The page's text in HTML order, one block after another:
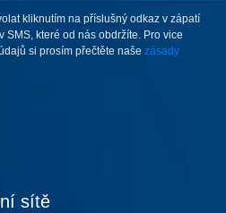
kliknutím na příslušný odkaz v zápatí
SMS, které od nás obdržíte. Pro vice
si prosím přečtěte naše zásady
sítě